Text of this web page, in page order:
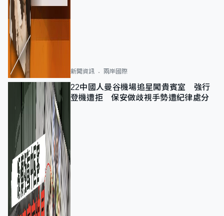
新聞資訊 兩岸國際
22中國人曼谷機場追星闖貴賓室 強行
登機遭拒 保安做歧視手勢遭紀律處分